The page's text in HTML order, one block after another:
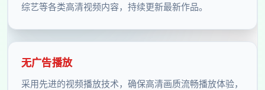
综艺等各类高清视频内容，持续更新最新作品。
无广告播放
采用先进的视频播放技术，确保高清画质流畅播放体验，